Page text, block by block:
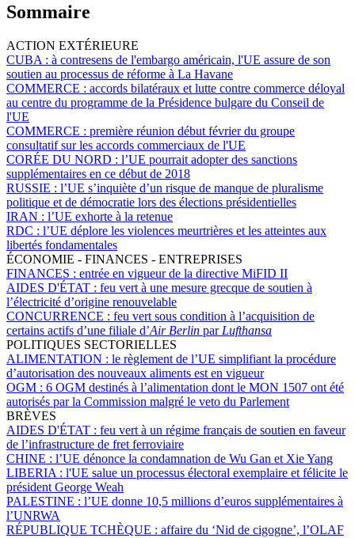
Sommaire
ACTION EXTÉRIEURE
CUBA : à contresens de l'embargo américain, l'UE assure de son
soutien au processus de réforme à La Havane
COMMERCE : accords bilatéraux et lutte contre commerce déloyal
au centre du programme de la Présidence bulgare du Conseil de
l'UE
COMMERCE : première réunion début février du groupe
consultatif sur les accords commerciaux de l'UE
CORÉE DU NORD : l’UE pourrait adopter des sanctions
supplémentaires en ce début de 2018
RUSSIE : l’UE s’inquiète d’un risque de manque de pluralisme
politique et de démocratie lors des élections présidentielles
IRAN : l’UE exhorte à la retenue
RDC : l’UE déplore les violences meurtrières et les atteintes aux
libertés fondamentales
ÉCONOMIE - FINANCES - ENTREPRISES
FINANCES : entrée en vigueur de la directive MiFID II
AIDES D'ÉTAT : feu vert à une mesure grecque de soutien à
l’électricité d’origine renouvelable
CONCURRENCE : feu vert sous condition à l’acquisition de
certains actifs d’une filiale d’Air Berlin par Lufthansa
POLITIQUES SECTORIELLES
ALIMENTATION : le règlement de l’UE simplifiant la procédure
d’autorisation des nouveaux aliments est en vigueur
OGM : 6 OGM destinés à l’alimentation dont le MON 1507 ont été
autorisés par la Commission malgré le veto du Parlement
BRÈVES
AIDES D'ÉTAT : feu vert à un régime français de soutien en faveur
de l’infrastructure de fret ferroviaire
CHINE : l’UE dénonce la condamnation de Wu Gan et Xie Yang
LIBERIA : l'UE salue un processus électoral exemplaire et félicite le
président George Weah
PALESTINE : l’UE donne 10,5 millions d’euros supplémentaires à
l’UNRWA
RÉPUBLIQUE TCHÈQUE : affaire du ‘Nid de cigogne’, l’OLAF